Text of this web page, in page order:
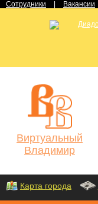
Сотрудники Вакансии
Виртуальный
Владимир
Карта города